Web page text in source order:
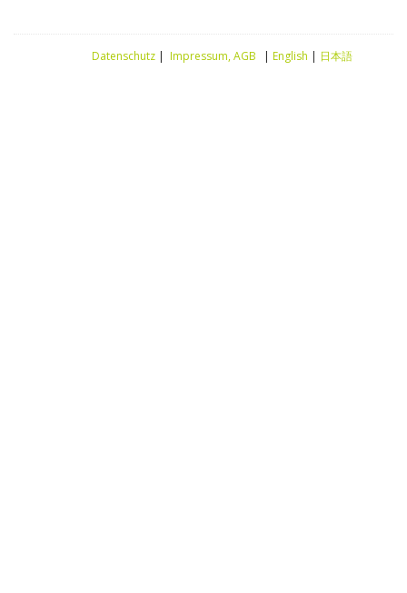
Datenschutz| Impressum, AGB | English | 日本語